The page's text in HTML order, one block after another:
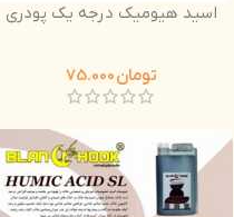
اسید هیومیک درجه یک پودری
تومان